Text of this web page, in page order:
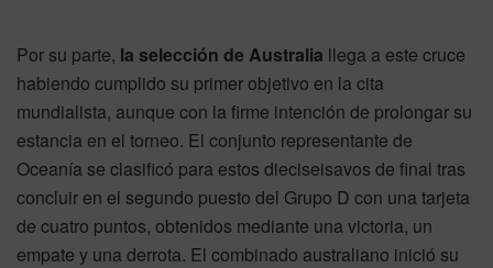
Por su parte, la selección de Australia llega a este cruce
habiendo cumplido su primer objetivo en la cita
mundialista, aunque con la firme intención de prolongar su
estancia en el torneo. El conjunto representante de
Oceanía se clasificó para estos dieciseisavos de final tras
concluir en el segundo puesto del Grupo D con una tarjeta
de cuatro puntos, obtenidos mediante una victoria, un
empate y una derrota. El combinado australiano inició su